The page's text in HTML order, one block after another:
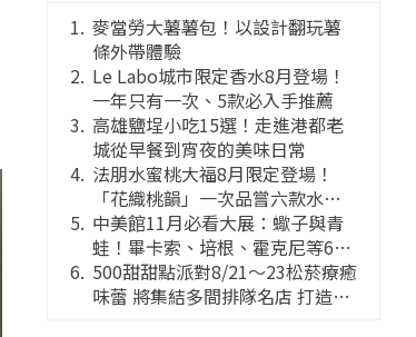
麥當勞大薯薯包！以設計翻玩薯
條外帶體驗
Le Labo城市限定香水8月登場！
一年只有一次、5款必入手推薦
高雄鹽埕小吃15選！走進港都老
城從早餐到宵夜的美味日常
法朋水蜜桃大福8月限定登場！
「花織桃韻」一次品嘗六款水蜜
桃花果大福
中美館11月必看大展：蠍子與青
蛙！畢卡索、培根、霍克尼等66
件國巨典藏亮相
500甜甜點派對8/21～23松菸療癒
味蕾 將集結多間排隊名店 打造靈